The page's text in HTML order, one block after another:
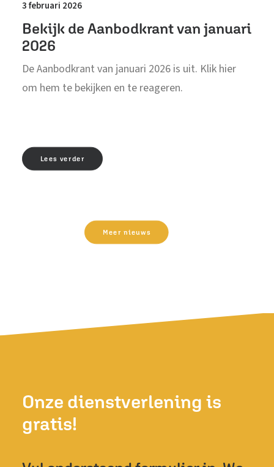
3 februari 2026
Bekijk de Aanbodkrant van januari
2026
De Aanbodkrant van januari 2026 is uit. Klik hier
om hem te bekijken en te reageren.
Lees verder
Meer nieuws
Onze dienstverlening is
gratis!